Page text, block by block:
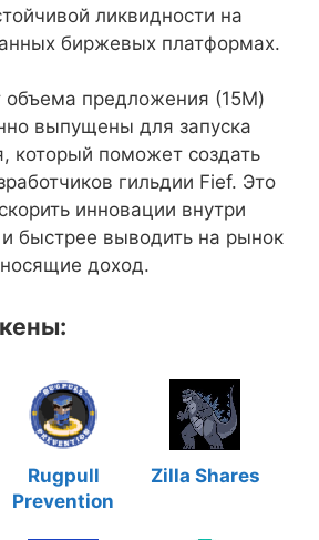
ликвидности на
биржевых платформах.
объема предложения (15M)
выпущены для запуска
который поможет создать
гильдии Fief. Это
инновации внутри
быстрее выводить на рынок
доход.
Rugpull
Prevention
Zilla Shares